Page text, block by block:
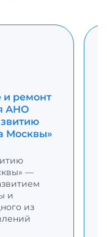
и ремонт
АНО
Москвы»
—
и
из